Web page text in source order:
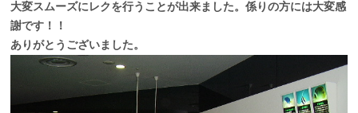
大変スムーズにレクを行うことが出来ました。係りの方には大変感
謝です！！
ありがとうございました。